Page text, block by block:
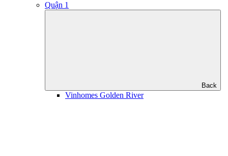
Quận 1
Back
Vinhomes Golden River